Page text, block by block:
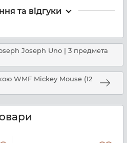
та відгуки
Joseph Uno | 3 предмета
WMF Mickey Mouse (12